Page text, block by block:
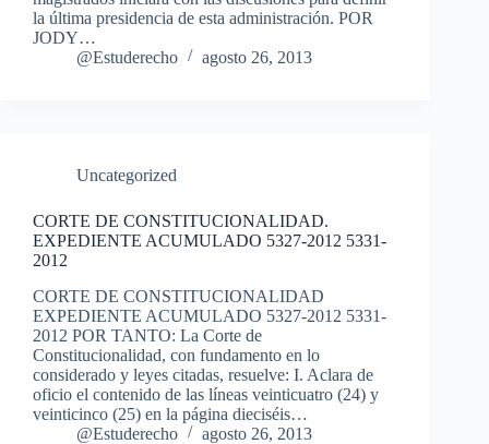
la última presidencia de esta administración. POR
JODY…
@Estuderecho
agosto 26, 2013
Uncategorized
CORTE DE CONSTITUCIONALIDAD.
EXPEDIENTE ACUMULADO 5327-2012 5331-
2012
CORTE DE CONSTITUCIONALIDAD
EXPEDIENTE ACUMULADO 5327-2012 5331-
2012 POR TANTO: La Corte de
Constitucionalidad, con fundamento en lo
considerado y leyes citadas, resuelve: I. Aclara de
oficio el contenido de las líneas veinticuatro (24) y
veinticinco (25) en la página dieciséis…
@Estuderecho
agosto 26, 2013